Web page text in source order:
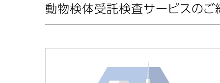
動物検体受託検査サービスのご